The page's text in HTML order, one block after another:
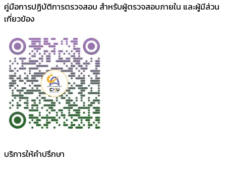
คู่มือการปฏิบัติการตรวจสอบ สำหรับผู้ตรวจสอบภายใน และผู้มีส่วน
เกี่ยวข้อง
บริการให้คำปรึกษา